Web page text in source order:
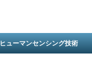
ヒューマンセンシング技術